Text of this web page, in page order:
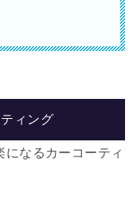
ィング
なるカーコーティ